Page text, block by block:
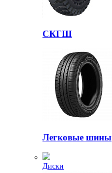
СКГШ
Легковые шины
Диски